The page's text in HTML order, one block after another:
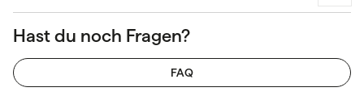
Hast du noch Fragen?
FAQ